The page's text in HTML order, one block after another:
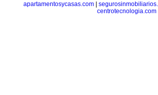
apartamentosycasas.com|
centrotecnologia.com